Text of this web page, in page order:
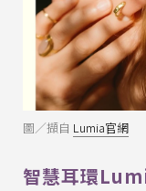
圖／擷自 Lumia官網
智慧耳環